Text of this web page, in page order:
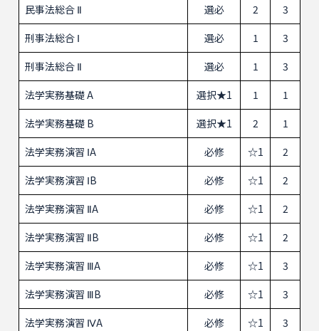
民事法総合 Ⅱ
選必 2
3
刑事法総合 Ⅰ
選必 1
3
刑事法総合 Ⅱ
選必 1
3
法学実務基礎 A
選択★1 1
1
法学実務基礎 B
選択★1 2
1
法学実務演習 ⅠA
必修 ☆1
2
法学実務演習 ⅠB
必修 ☆1
2
法学実務演習 ⅡA
必修 ☆1
2
法学実務演習 ⅡB
必修 ☆1
2
法学実務演習 ⅢA
必修 ☆1
3
法学実務演習 ⅢB
必修 ☆1
3
法学実務演習 ⅣA
必修 ☆1 3